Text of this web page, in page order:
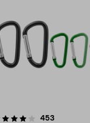
453
4.5 av 5 stjärnor